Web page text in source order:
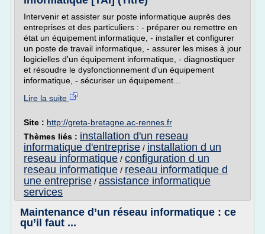
Intervenir et assister sur poste informatique auprès des
entreprises et des particuliers : - préparer ou remettre en
état un équipement informatique, - installer et configurer
un poste de travail informatique, - assurer les mises à jour
logicielles d'un équipement informatique, - diagnostiquer
et résoudre le dysfonctionnement d'un équipement
informatique, - sécuriser un équipement...
Lire la suite
Site : http://greta-bretagne.ac-rennes.fr
Thèmes liés : installation d'un reseau
informatique d'entreprise / installation d un
reseau informatique / configuration d un
reseau informatique / reseau informatique d
une entreprise / assistance informatique
services
Maintenance d’un réseau informatique : ce
qu’il faut ...